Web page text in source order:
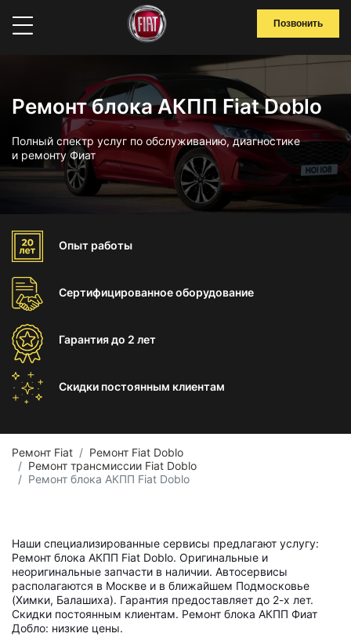
Позвонить
Ремонт блока АКПП Fiat Doblo
Полный спектр услуг по обслуживанию, диагностике
и ремонту Фиат
Опыт работы
Сертифицированноеоборудование
Гарантиядо 2 лет
Скидки постоянным клиентам
Ремонт Fiat
Ремонт Fiat Doblo
Ремонт трансмиссии Fiat Doblo
Ремонт блока АКПП Fiat Doblo
Наши специализированные сервисы предлагают услугу:
Ремонт блока АКПП Fiat Doblo. Оригинальные и
неоригинальные запчасти в наличии. Автосервисы
располагаются в Москве и в ближайшем Подмосковье
(Химки, Балашиха). Гарантия предоставляет до 2-х лет.
Скидки постоянным клиентам. Ремонт блока АКПП Фиат
Добло: низкие цены.